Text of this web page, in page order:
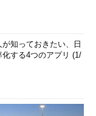
知っておきたい、日
する4つのアプリ (1/